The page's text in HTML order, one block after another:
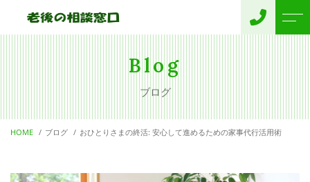
老後の相談窓口について
サポートメニュー よくある質問
ニュース
Blog
ブログ
HOME ブログ おひとりさまの終活: 安心して進めるための家事代行活用術